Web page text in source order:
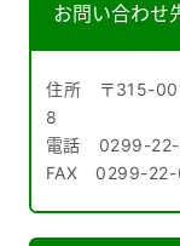
お問い合わせ
住所 〒315-
8
電話 0299-22-
FAX 0299-22-